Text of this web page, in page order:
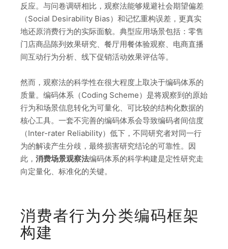
反应。与问卷调研相比，观察法能够规避社会期望偏差
（Social Desirability Bias）和记忆重构误差，更真实
地还原消费行为的实际面貌。典型应用场景包括：零售
门店商品陈列效果研究、餐厅用餐体验观察、电商直播
间互动行为分析、线下促销活动效果评估等。
然而，观察法的科学性在很大程度上取决于编码体系的
质量。编码体系（Coding Scheme）是将观察到的原始
行为和场景信息转化为可量化、可比较的结构化数据的
核心工具。一套不完善的编码体系会导致编码者间信度
（Inter-rater Reliability）低下，不同研究者对同一行
为的解读产生分歧，最终损害研究结论的可靠性。因
此， 消费场景观察法编码体系的科学构建是定性研究走
向定量化、标准化的关键。
消费者行为分类编码框架
构建